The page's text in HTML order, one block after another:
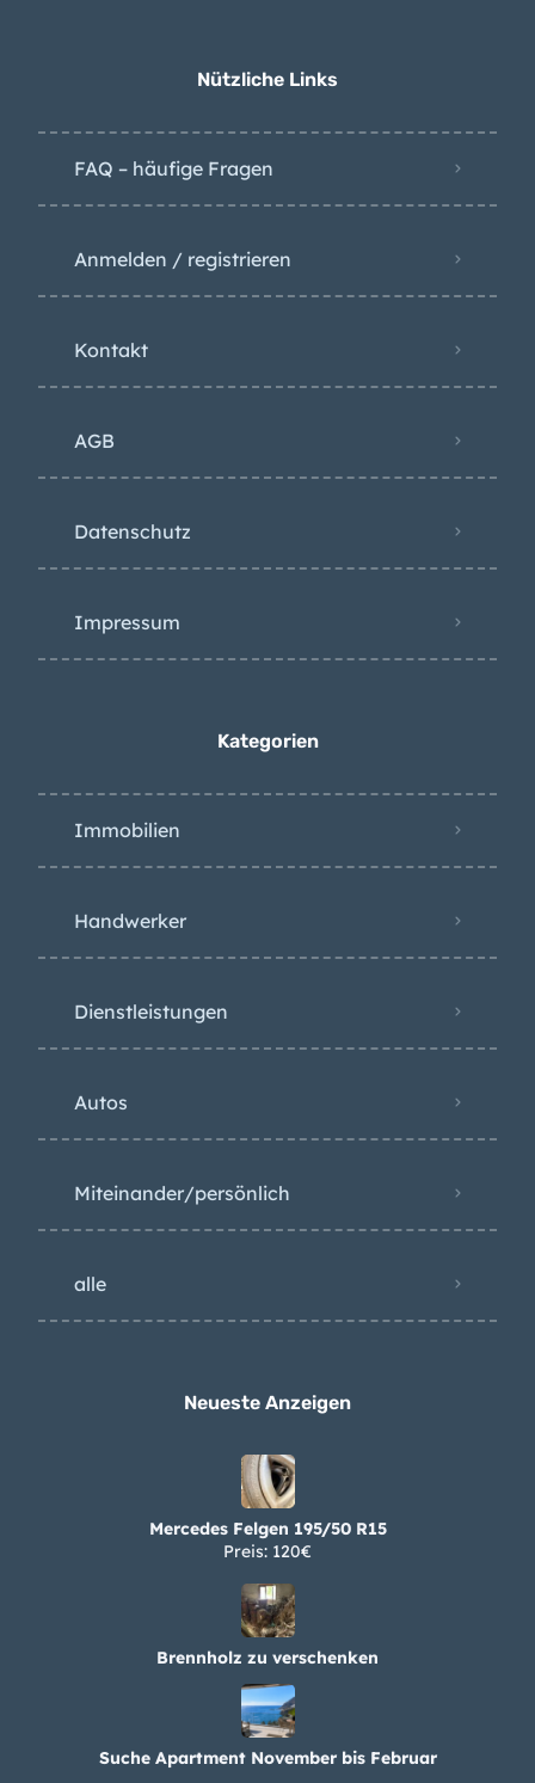
Nützliche Links
FAQ – häufige Fragen
Anmelden / registrieren
Kontakt
AGB
Datenschutz
Impressum
Kategorien
Immobilien
Handwerker
Dienstleistungen
Autos
Miteinander/persönlich
alle
Neueste Anzeigen
Mercedes Felgen 195/50 R15
Preis: 120€
Brennholz zu verschenken
Suche Apartment November bis Februar